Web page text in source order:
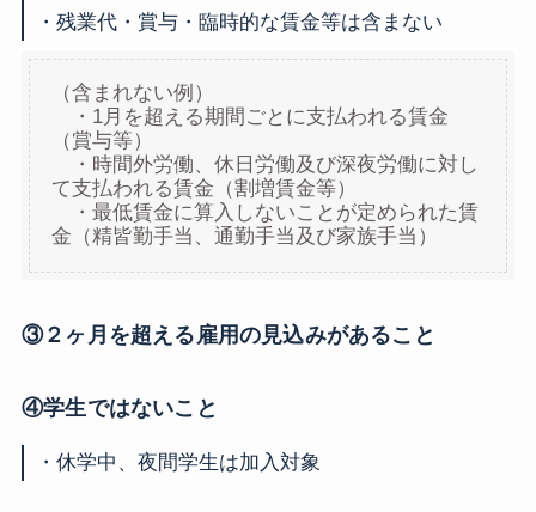
・残業代・賞与・臨時的な賃金等は含まない
（含まれない例）
・1月を超える期間ごとに支払われる賃金
（賞与等）
・時間外労働、休日労働及び深夜労働に対し
て支払われる賃金（割増賃金等）
・最低賃金に算入しないことが定められた賃
金（精皆勤手当、通勤手当及び家族手当）
③２ヶ月を超える雇用の見込みがあること
④学生ではないこと
・休学中、夜間学生は加入対象